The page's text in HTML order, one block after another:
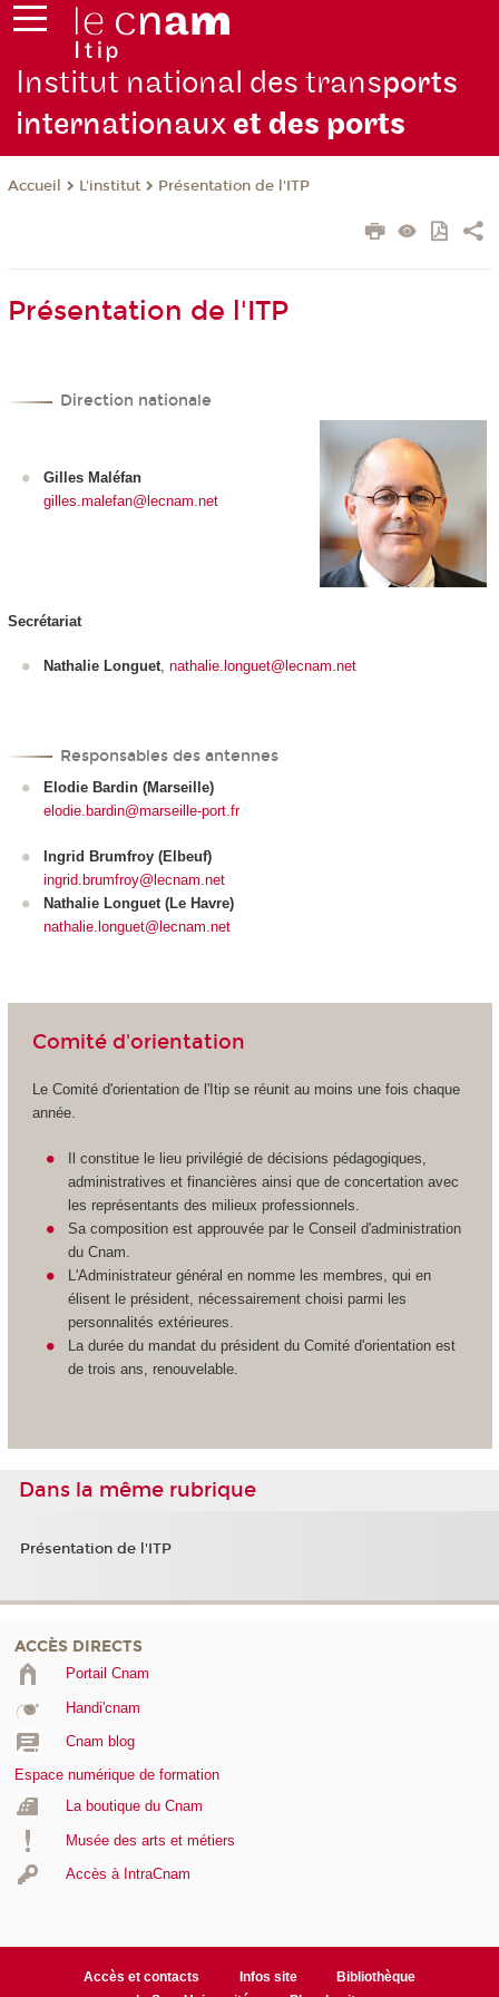
Institut national des transports
internationauxet des ports
Accueil L'institut Présentation de l'ITP
Présentation de l'ITP
Direction nationale
Gilles Maléfan
gilles.malefan@lecnam.net
Secrétariat
Nathalie Longuet, nathalie.longuet@lecnam.net
Responsables des antennes
Elodie Bardin (Marseille)
elodie.bardin@marseille-port.fr
Ingrid Brumfroy (Elbeuf)
ingrid.brumfroy@lecnam.net
Nathalie Longuet (Le Havre)
nathalie.longuet@lecnam.net
Comité d'orientation
Le Comité d'orientation de l'Itip se réunit au moins une fois chaque
année.
Il constitue le lieu privilégié de décisions pédagogiques,
administratives et financières ainsi que de concertation avec
les représentants des milieux professionnels.
Sa composition est approuvée par le Conseil d'administration
du Cnam.
L'Administrateur général en nomme les membres, qui en
élisent le président, nécessairement choisi parmi les
personnalités extérieures.
La durée du mandat du président du Comité d'orientation est
de trois ans, renouvelable.
Dans la même rubrique
Présentation de l'ITP
ACCÈS DIRECTS
Portail Cnam
Handi'cnam
Cnam blog
Espace numérique de formation
La boutique du Cnam
Musée des arts et métiers
Accès à IntraCnam
Accès et contacts Infos site
Bibliothèque